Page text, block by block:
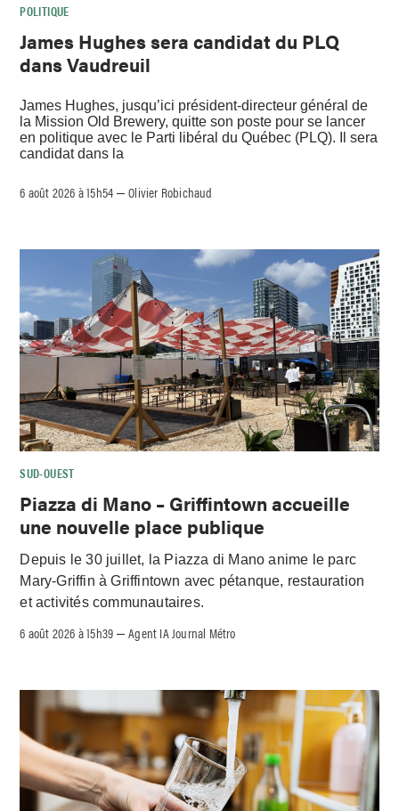
POLITIQUE
James Hughes sera candidat du PLQ
dans Vaudreuil
James Hughes, jusqu’ici président-directeur général de
la Mission Old Brewery, quitte son poste pour se lancer
en politique avec le Parti libéral du Québec (PLQ). Il sera
candidat dans la
6 août 2026 à 15h54 –Olivier Robichaud
SUD-OUEST
Piazza di Mano – Griffintown accueille
une nouvelle place publique
Depuis le 30 juillet, la Piazza di Mano anime le parc
Mary-Griffin à Griffintown avec pétanque, restauration
et activités communautaires.
6 août 2026 à 15h39 –Agent IA Journal Métro